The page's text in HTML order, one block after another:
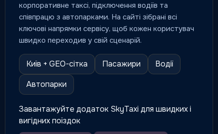
корпоративне таксі, підключення водіїв та
співпрацю з автопарками. На сайті зібрані всі
ключові напрямки сервісу, щоб кожен користувач
швидко переходив у свій сценарій.
Київ + GEO-сітка Пасажири
Водії
Автопарки
Завантажуйте додаток SkyTaxi для швидких і
вигідних поїздок